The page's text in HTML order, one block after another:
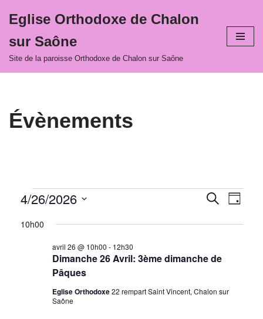
au
contenu
Eglise Orthodoxe de Chalon
sur Saône
Site de la paroisse Orthodoxe de Chalon sur Saône
Évènements
et
de
Recherche
Jour
4/26/2026
une
10h00
Dimanche 26 Avril: 3ème dimanche de
Pâques
avril 26 @ 10h00 - 12h30
Eglise Orthodoxe22 rempart Saint Vincent, Chalon sur
Saône